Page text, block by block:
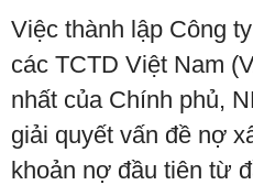
Việc thành lập Công
các TCTD Việt Nam
nhất của Chính phủ,
giải quyết vấn đề nợ
khoản nợ đầu tiên từ